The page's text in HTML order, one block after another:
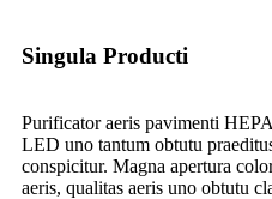
Singula Producti
Purificator aeris pavimenti
LED uno tantum obtutu
conspicitur. Magna apertura
aeris, qualitas aeris uno obtutu